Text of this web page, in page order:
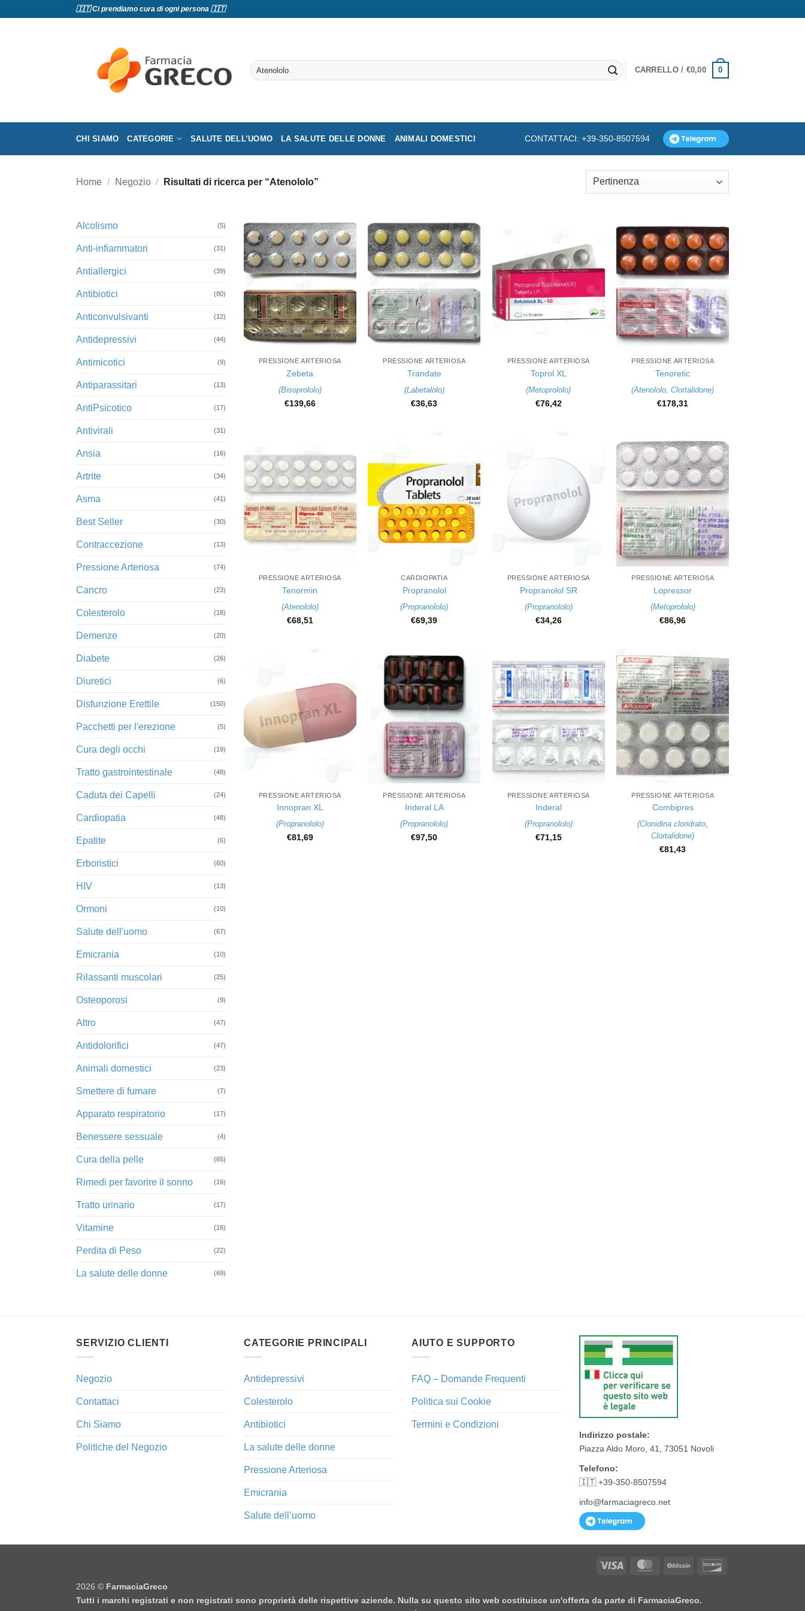
🇮🇹 Ci prendiamo cura di ogni persona 🇮🇹
Cerca:
CARRELLO / €0,00 0
CHI SIAMO CATEGORIE SALUTE DELL’UOMO LA SALUTE DELLE DONNE ANIMALI DOMESTICI CONTATTACI: +39-350-8507594
Home / Negozio / Risultati di ricerca per “Atenololo”
Alcolismo (5)
Anti-infiammatori (31)
Antiallergici (39)
Antibiotici (80)
Anticonvulsivanti (12)
Antidepressivi (44)
Antimicotici (9)
Antiparassitari (13)
AntiPsicotico (17)
Antivirali (31)
Ansia (16)
Artrite (34)
Asma (41)
Best Seller (30)
Contraccezione (13)
Pressione Arteriosa (74)
Cancro (23)
Colesterolo (18)
Demenze (20)
Diabete (26)
Diuretici (6)
Disfunzione Erettile (150)
Pacchetti per l'erezione (5)
Cura degli occhi (19)
Tratto gastrointestinale (48)
Caduta dei Capelli (24)
Cardiopatia (48)
Epatite (6)
Erboristici (60)
HIV (13)
Ormoni (10)
Salute dell'uomo (67)
Emicrania (10)
Rilassanti muscolari (25)
Osteoporosi (9)
Altro (47)
Antidolorifici (47)
Animali domestici (23)
Smettere di fumare (7)
Apparato respiratorio (17)
Benessere sessuale (4)
Cura della pelle (65)
Rimedi per favorire il sonno (16)
Tratto urinario (17)
Vitamine (16)
Perdita di Peso (22)
La salute delle donne (69)
+
PRESSIONE ARTERIOSA
Zebeta
(Bisoprololo)
€139,66
+
PRESSIONE ARTERIOSA
Trandate
(Labetalolo)
€36,63
PRESSIONE ARTERIOSA
Toprol XL
(Metoprololo)
€76,42
+
PRESSIONE ARTERIOSA
Tenoretic
(Atenololo,Clortalidone)
€178,31
PRESSIONE ARTERIOSA
Tenormin
(Atenololo)
€68,51
CARDIOPATIA
Propranolol
(Propranololo)
€69,39
PRESSIONE ARTERIOSA
Propranolol SR
(Propranololo)
€34,26
+
PRESSIONE ARTERIOSA
Lopressor
(Metoprololo)
€86,96
PRESSIONE ARTERIOSA
Innopran XL
(Propranololo)
€81,69
+
PRESSIONE ARTERIOSA
Inderal LA
(Propranololo)
€97,50
+
PRESSIONE ARTERIOSA
Inderal
(Propranololo)
€71,15
+
PRESSIONE ARTERIOSA
Combipres
(Clonidina cloridrato,
Clortalidone)
€81,43
SERVIZIO CLIENTI
Negozio
Contattaci
Chi Siamo
Politiche del Negozio
CATEGORIE PRINCIPALI
Antidepressivi
Colesterolo
Antibiotici
La salute delle donne
Pressione Arteriosa
Emicrania
Salute dell’uomo
AIUTO E SUPPORTO
FAQ – Domande Frequenti
Politica sui Cookie
Termini e Condizioni
Indirizzo postale:
Piazza Aldo Moro, 41, 73051 Novoli
Telefono:
🇮🇹 +39-350-8507594
info@farmaciagreco.net
Visa MasterCardBitCoin
2026 © FarmaciaGreco
Tutti i marchi registrati e non registrati sono proprietà delle rispettive aziende. Nulla su questo sito web costituisce un'offerta da parte di FarmaciaGreco.